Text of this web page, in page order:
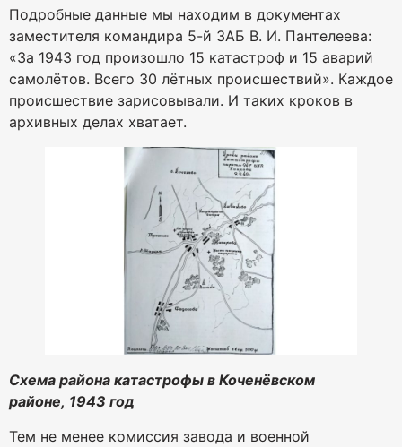
Подробные данные мы находим в документах
заместителя командира 5-й ЗАБ В. И. Пантелеева:
«За 1943 год произошло 15 катастроф и 15 аварий
самолётов. Всего 30 лётных происшествий». Каждое
происшествие зарисовывали. И таких кроков в
архивных делах хватает.
Схема района катастрофы в Коченёвском
районе, 1943 год
Тем не менее комиссия завода и военной